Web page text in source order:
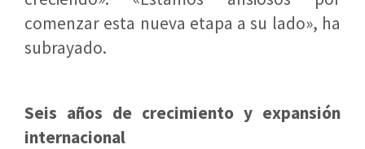
comenzar esta nueva etapa a su lado», ha
subrayado.
Seis años de crecimiento y expansión
internacional